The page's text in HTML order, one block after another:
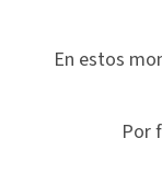
En estos
Por